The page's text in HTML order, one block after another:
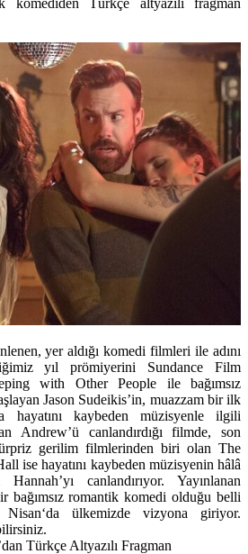
yer aldığı komedi filmleri ile adını
yıl prömiyerini Sundance Film
with Other People ile bağımsız
Jason Sudeikis’in, muazzam bir ilk
hayatını kaybeden müzisyenle ilgili
Andrew’ü canlandırdığı filmde, son
gerilim filmlerinden biri olan The
ise hayatını kaybeden müzisyenin hâlâ
canlandırıyor. Yayınlanan
bağımsız romantik komedi olduğu belli
‘da ülkemizde vizyona giriyor.
Türkçe Altyazılı Fragman